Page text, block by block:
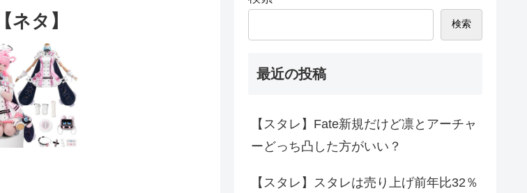
ネタ】 検索
最近の投稿
【スタレ】Fate新規だけど凛とアーチャ
ーどっち凸した方がいい？
【スタレ】スタレは売り上げ前年比32％